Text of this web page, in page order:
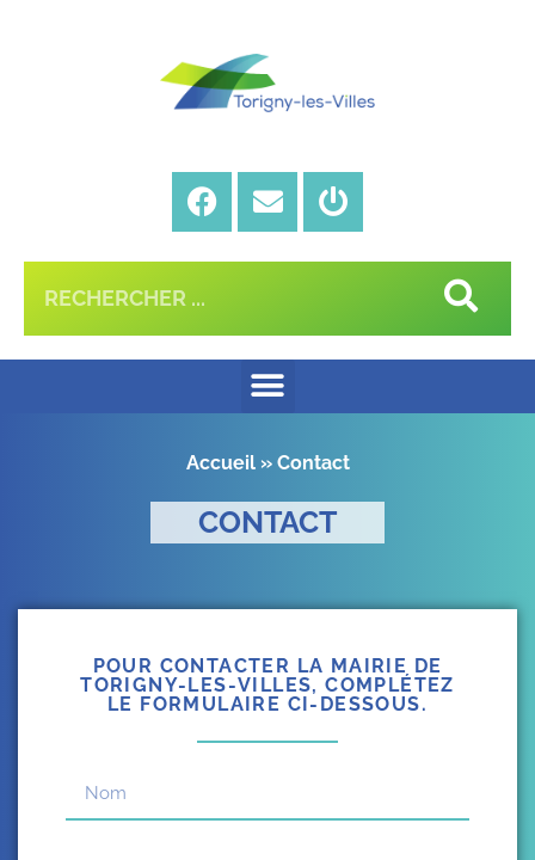
Accueil» Contact
CONTACT
POUR CONTACTER LA MAIRIE DE
TORIGNY-LES-VILLES, COMPLÉTEZ
LE FORMULAIRE CI-DESSOUS.